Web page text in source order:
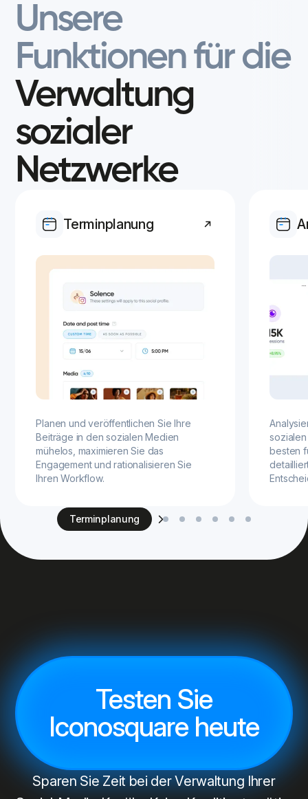
Unsere
Funktionen für die
Verwaltung
sozialer
Netzwerke
Terminplanung
Planen und veröffentlichen Sie Ihre
Beiträge in den sozialen Medien
mühelos, maximieren Sie das
Engagement und rationalisieren Sie
Ihren Workflow.
besten
Terminplanung
Testen Sie
Iconosquare heute
Sparen Sie Zeit bei der Verwaltung Ihrer